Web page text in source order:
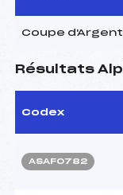
Coupe d'Argent
Résultats
Codex
ASAF0782